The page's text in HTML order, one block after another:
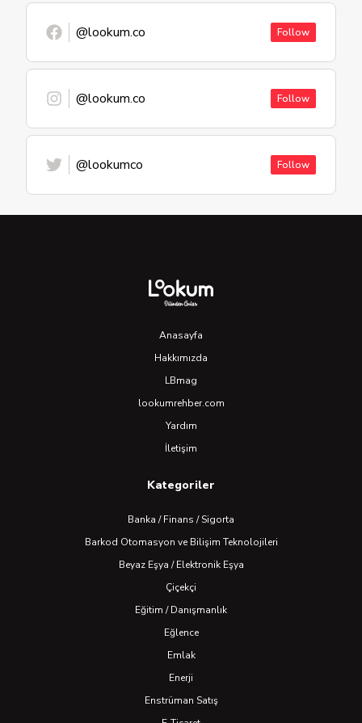
@lookum.co Follow
@lookum.co Follow
@lookumco Follow
Anasayfa
Hakkımızda
LBmag
lookumrehber.com
Yardım
İletişim
Kategoriler
Banka / Finans / Sigorta
Barkod Otomasyon ve Bilişim Teknolojileri
Beyaz Eşya / Elektronik Eşya
Çiçekçi
Eğitim / Danışmanlık
Eğlence
Emlak
Enerji
Enstrüman Satış